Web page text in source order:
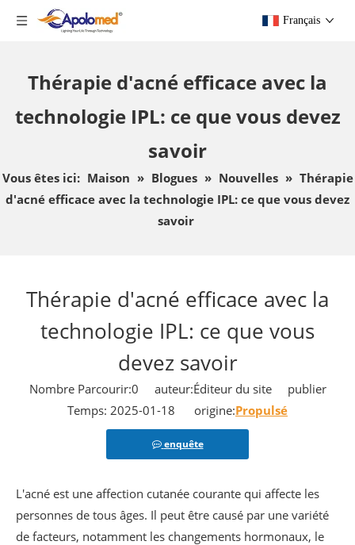
Français
Thérapie d'acné efficace avec la
technologie IPL: ce que vous devez
savoir
Vous êtes ici: Maison » Blogues » Nouvelles » Thérapie
d'acné efficace avec la technologie IPL: ce que vous devez
savoir
Thérapie d'acné efficace avec la
technologie IPL: ce que vous
devez savoir
Nombre Parcourir:0 auteur:Éditeur du site publier
Temps: 2025-01-18 origine:Propulsé
enquête
L'acné est une affection cutanée courante qui affecte les
personnes de tous âges. Il peut être causé par une variété
de facteurs, notamment les changements hormonaux, le